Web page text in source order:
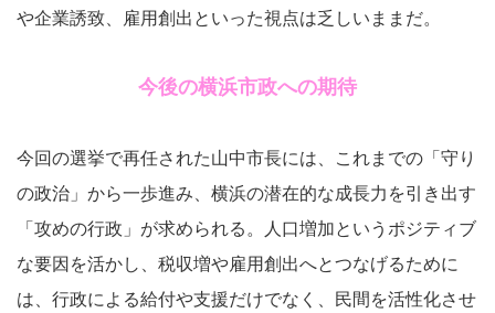
や企業誘致、雇用創出といった視点は乏しいままだ。
今後の横浜市政への期待
今回の選挙で再任された山中市長には、これまでの「守り
の政治」から一歩進み、横浜の潜在的な成長力を引き出す
「攻めの行政」が求められる。人口増加というポジティブ
な要因を活かし、税収増や雇用創出へとつなげるために
は、行政による給付や支援だけでなく、民間を活性化させ